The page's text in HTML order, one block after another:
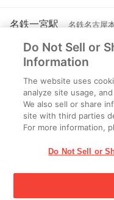
名鉄一宮駅 名鉄名古屋
一宮市新生１丁目
このページの店舗から 2.2 km
石刀駅 名鉄名古屋本線
一宮市今伊勢町大字馬寄字西切
このページの店舗から 2.7 km
江崎グリコ株式会社
Do Not Sell or
Information
The website uses
analyze site usage,
We also sell or share
site with third parties
For more information,
Do Not Sell or